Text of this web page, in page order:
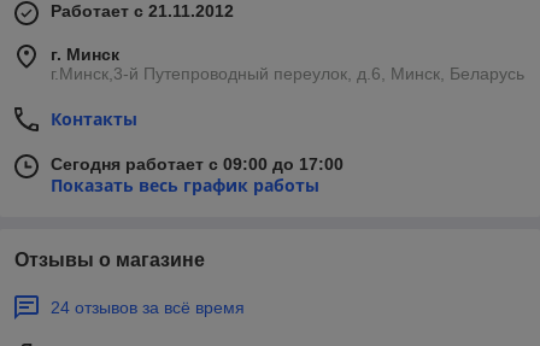
Работает с 21.11.2012
г. Минск
г.Минск,3-й Путепроводный переулок, д.6, Минск, Беларусь
Контакты
Сегодня работает с 09:00 до 17:00
Показать весь график работы
Отзывы о магазине
24 отзывов за всё время